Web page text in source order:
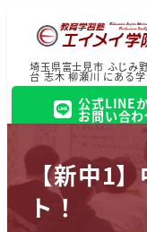
埼玉県富士見市 ふじみ
台 志木 柳瀬川 にある
公式LINE
お問い合
【新中1
ト！